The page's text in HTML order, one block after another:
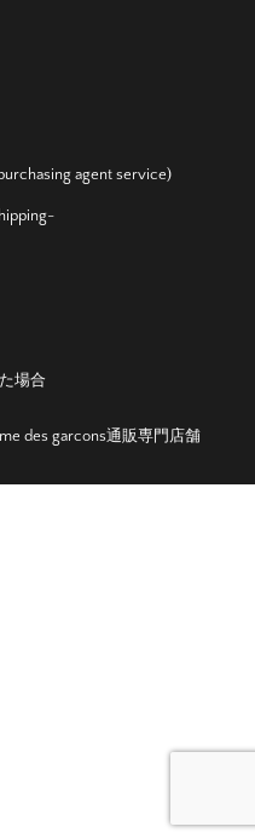
agent service)
場合
des garcons通販専門店舗